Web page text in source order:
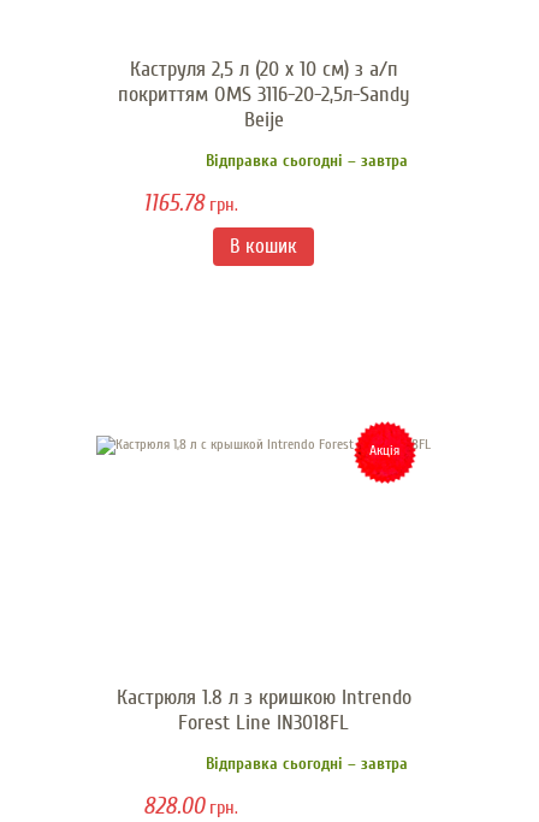
Каструля 2,5 л (20 х 10 см) з а/п
покриттям OMS 3116-20-2,5л-Sandy
Beije
Відправка сьогодні – завтра
1165.78грн.
Акція
Кастрюля 1.8 л з кришкою Intrendo
Forest Line IN3018FL
Відправка сьогодні – завтра
828.00грн.